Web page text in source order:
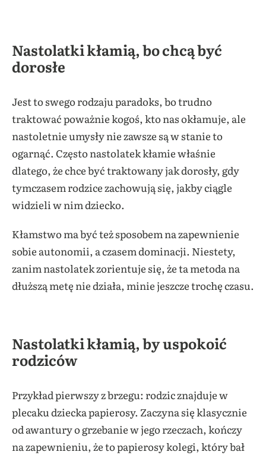
Nastolatki kłamią, bo chcą być
dorosłe
Jest to swego rodzaju paradoks, bo trudno
traktować poważnie kogoś, kto nas okłamuje, ale
nastoletnie umysły nie zawsze są w stanie to
ogarnąć. Często nastolatek kłamie właśnie
dlatego, że chce być traktowany jak dorosły, gdy
tymczasem rodzice zachowują się, jakby ciągle
widzieli w nim dziecko.
Kłamstwo ma być też sposobem na zapewnienie
sobie autonomii, a czasem dominacji. Niestety,
zanim nastolatek zorientuje się, że ta metoda na
dłuższą metę nie działa, minie jeszcze trochę czasu.
Nastolatki kłamią, by uspokoić
rodziców
Przykład pierwszy z brzegu: rodzic znajduje w
plecaku dziecka papierosy. Zaczyna się klasycznie
od awantury o grzebanie w jego rzeczach, kończy
na zapewnieniu, że to papierosy kolegi, który bał